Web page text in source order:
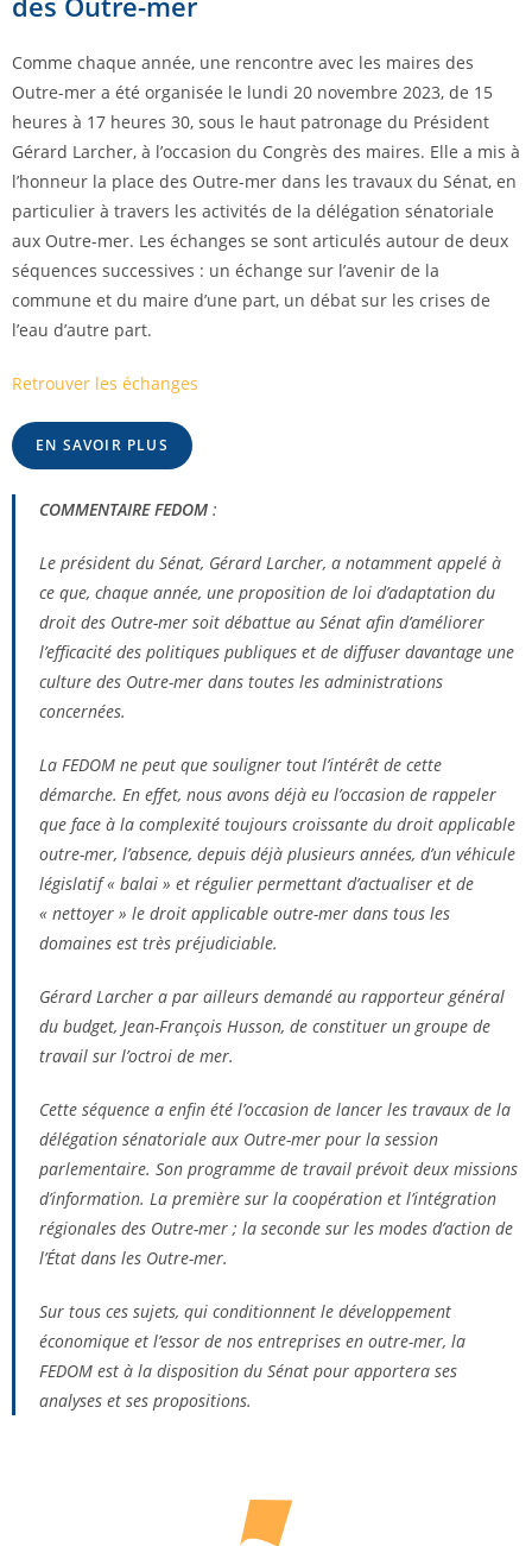
Comme chaque année, une rencontre avec les maires des
Outre-mer a été organisée le lundi 20 novembre 2023, de 15
heures à 17 heures 30, sous le haut patronage du Président
Gérard Larcher, à l’occasion du Congrès des maires. Elle a mis à
l’honneur la place des Outre-mer dans les travaux du Sénat, en
particulier à travers les activités de la délégation sénatoriale
aux Outre-mer. Les échanges se sont articulés autour de deux
séquences successives : un échange sur l’avenir de la
commune et du maire d’une part, un débat sur les crises de
l’eau d’autre part.
Retrouver les échanges
EN SAVOIR PLUS
COMMENTAIRE FEDOM :
Le président du Sénat, Gérard Larcher, a notamment appelé à
ce que, chaque année, une proposition de loi d’adaptation du
droit des Outre-mer soit débattue au Sénat afin d’améliorer
l’efficacité des politiques publiques et de diffuser davantage une
culture des Outre-mer dans toutes les administrations
concernées.
La FEDOM ne peut que souligner tout l’intérêt de cette
démarche. En effet, nous avons déjà eu l’occasion de rappeler
que face à la complexité toujours croissante du droit applicable
outre-mer, l’absence, depuis déjà plusieurs années, d’un véhicule
législatif « balai » et régulier permettant d’actualiser et de
« nettoyer » le droit applicable outre-mer dans tous les
domaines est très préjudiciable.
Gérard Larcher a par ailleurs demandé au rapporteur général
du budget, Jean-François Husson, de constituer un groupe de
travail sur l’octroi de mer.
Cette séquence a enfin été l’occasion de lancer les travaux de la
délégation sénatoriale aux Outre-mer pour la session
parlementaire. Son programme de travail prévoit deux missions
d’information. La première sur la coopération et l’intégration
régionales des Outre-mer ; la seconde sur les modes d’action de
l’État dans les Outre-mer.
Sur tous ces sujets, qui conditionnent le développement
économique et l’essor de nos entreprises en outre-mer, la
FEDOM est à la disposition du Sénat pour apportera ses
analyses et ses propositions.